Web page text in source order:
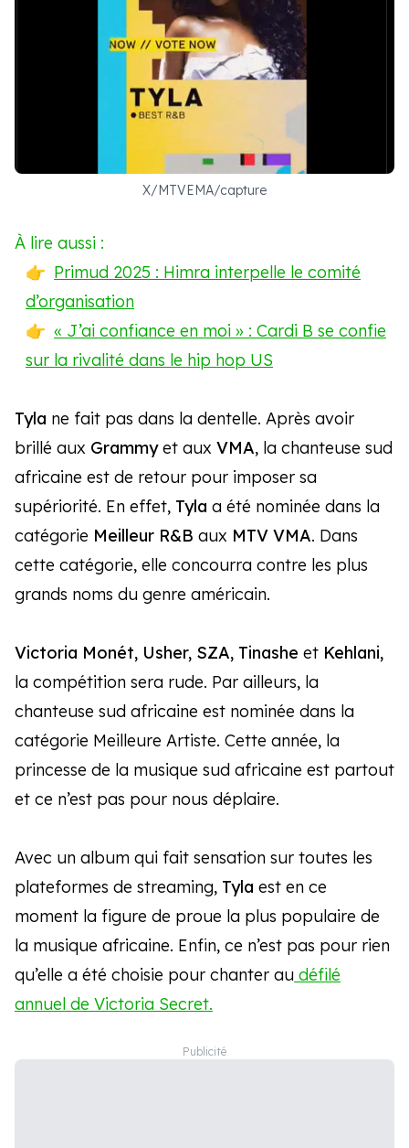
X/MTVEMA/capture
Tyla ne fait pas dans la dentelle. Après avoir
brillé aux Grammyet aux VMA, la chanteuse sud
africaine est de retour pour imposer sa
supériorité. En effet, Tyla a été nominée dans la
catégorie Meilleur R&B aux MTV VMA. Dans
cette catégorie, elle concourra contre les plus
grands noms du genre américain.
Victoria Monét, Usher, SZA, Tinashe et Kehlani,
la compétition sera rude. Par ailleurs, la
chanteuse sud africaine est nominée dans la
catégorie Meilleure Artiste. Cette année, la
princesse de la musique sud africaine est partout
et ce n’est pas pour nous déplaire.
Avec un album qui fait sensation sur toutes les
plateformes de streaming, Tyla est en ce
moment la figure de proue la plus populaire de
la musique africaine. Enfin, ce n’est pas pour rien
qu’elle a été choisie pour chanter au défilé
annuel de Victoria Secret.
À lire aussi :
Primud 2025 : Himra interpelle le comité
d’organisation
« J’ai confiance en moi » : Cardi B se confie
sur la rivalité dans le hip hop US